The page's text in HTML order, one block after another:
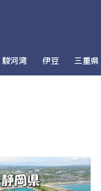
駿河湾 伊豆 三重県